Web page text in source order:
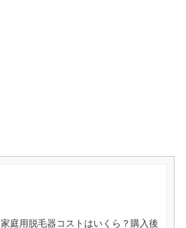
家庭用脱毛器コストはいくら？購入後